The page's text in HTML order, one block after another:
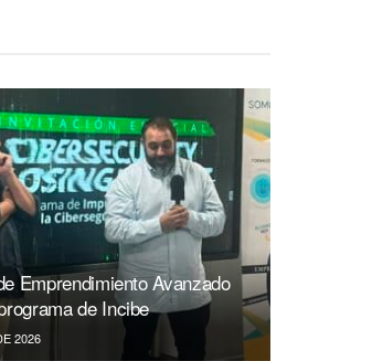
Emprendimiento Avanzado
de Incibe
2026